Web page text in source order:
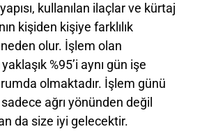
kullanılan ilaçlar ve kürtaj
kişiden kişiye farklılık
olur. İşlem olan
%95’i aynı gün işe
olmaktadır. İşlem günü
ağrı yönünden değil
da size iyi gelecektir.